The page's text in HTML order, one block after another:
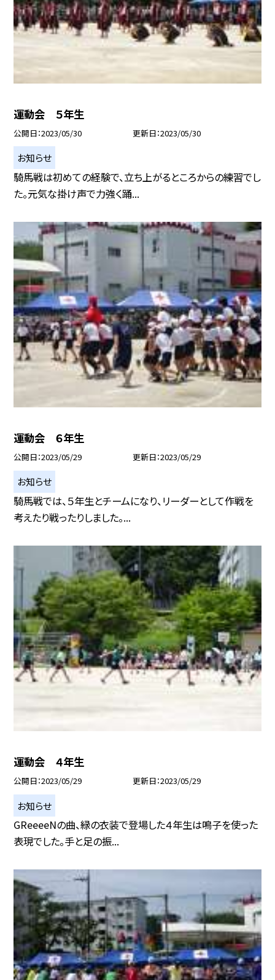
運動会 ５年生
公開日 2023/05/30 更新日 2023/05/30
お知らせ
騎馬戦は初めての経験で、立ち上がるところからの練習でし
た。元気な掛け声で力強く踊...
運動会 ６年生
公開日 2023/05/29 更新日 2023/05/29
お知らせ
騎馬戦では、５年生とチームになり、リーダーとして作戦を
考えたり戦ったりしました。...
運動会 ４年生
公開日 2023/05/29 更新日 2023/05/29
お知らせ
GReeeeNの曲、緑の衣装で登場した４年生は鳴子を使った
表現でした。手と足の振...